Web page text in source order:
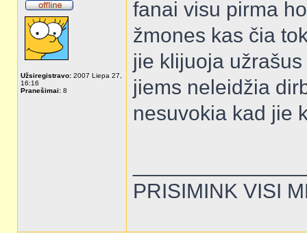
Užsiregistravo: 2007 Liepa 27,
16:16
Pranešimai: 8
fanai visu pirma
žmones kas čia
jie klijuoja
jiems neleidžia
nesuvokia kad jie
PRISIMINK VISI